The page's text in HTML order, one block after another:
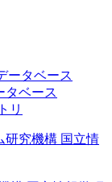
ータベース
タベース
リ